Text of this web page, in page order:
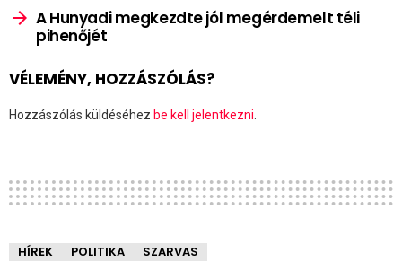
A Hunyadi megkezdte jól megérdemelt téli
pihenőjét
VÉLEMÉNY, HOZZÁSZÓLÁS?
Hozzászólás küldéséhez be kell jelentkezni.
HÍREK POLITIKA SZARVAS